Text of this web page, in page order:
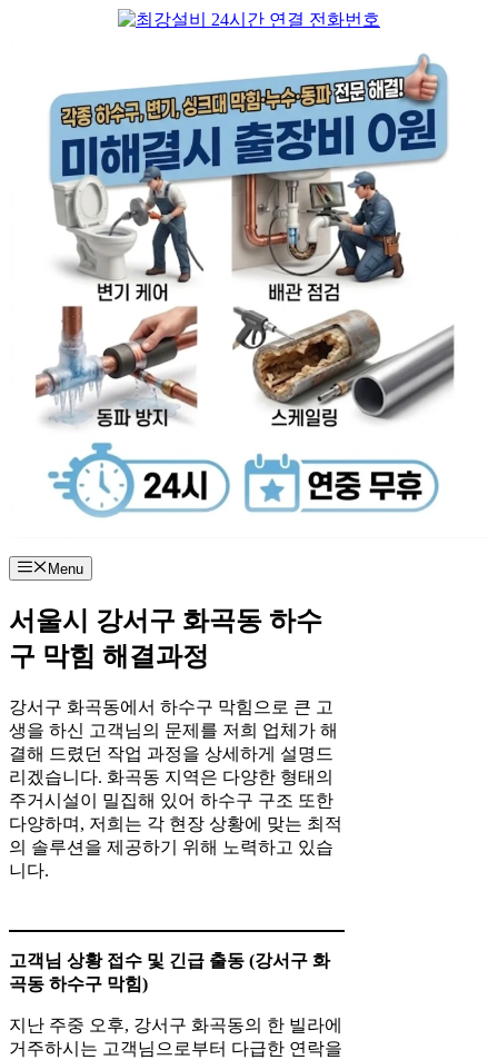
Menu
서울시 강서구 화곡동 하수
구 막힘 해결과정
강서구 화곡동에서 하수구 막힘으로 큰 고
생을 하신 고객님의 문제를 저희 업체가 해
결해 드렸던 작업 과정을 상세하게 설명드
리겠습니다. 화곡동 지역은 다양한 형태의
주거시설이 밀집해 있어 하수구 구조 또한
다양하며, 저희는 각 현장 상황에 맞는 최적
의 솔루션을 제공하기 위해 노력하고 있습
니다.
고객님 상황 접수 및 긴급 출동 (강서구 화
곡동 하수구 막힘)
지난 주중 오후, 강서구 화곡동의 한 빌라에
거주하시는 고객님으로부터 다급한 연락을